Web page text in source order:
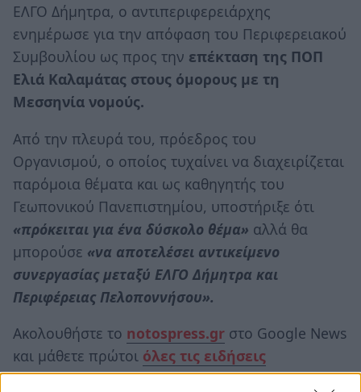
ΕΛΓΟ Δήμητρα, ο αντιπεριφερειάρχης
ενημέρωσε για την απόφαση του Περιφερειακού
Συμβουλίου ως προς την επέκταση της ΠΟΠ
Ελιά Καλαμάτας στους όμορους με τη
Μεσσηνία νομούς.
Από την πλευρά του, πρόεδρος του
Οργανισμού, ο οποίος τυχαίνει να διαχειρίζεται
παρόμοια θέματα και ως καθηγητής του
Γεωπονικού Πανεπιστημίου, υποστήριξε ότι
«πρόκειται για ένα δύσκολο θέμα» αλλά θα
μπορούσε «να αποτελέσει αντικείμενο
συνεργασίας μεταξύ ΕΛΓΟ Δήμητρα και
Περιφέρειας Πελοποννήσου».
Ακολουθήστε το notospress.gr στο Google News
και μάθετε πρώτοι όλες τις ειδήσεις